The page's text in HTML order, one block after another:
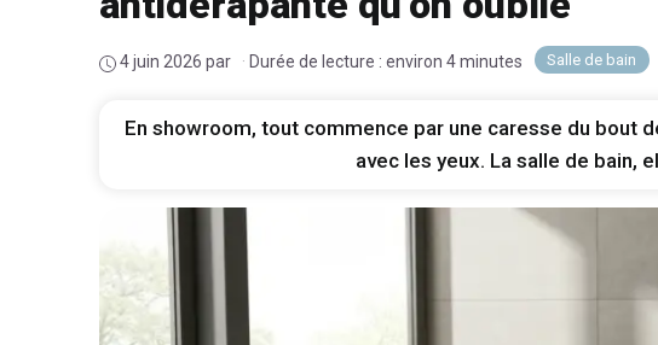
Salle de bain
4 juin 2026 par · Durée de lecture : environ 4 minutes
En showroom, tout commence par une caresse du bout
avec les yeux. La salle de bain,